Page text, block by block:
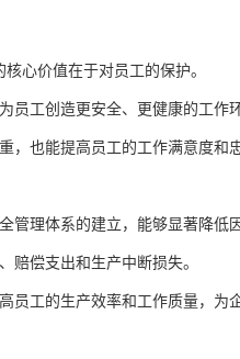
心价值在于对员工的保护。
员工创造更安全、更健康的工作
，也能提高员工的工作满意度和
管理体系的建立，能够显著降低
赔偿支出和生产中断损失。
员工的生产效率和工作质量，为